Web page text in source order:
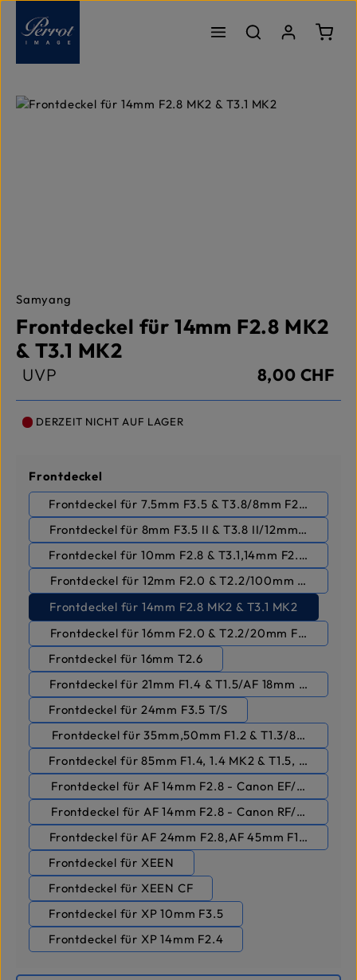
Zum Hauptinhalt springen
Bildergalerie überspringen
Samyang
Frontdeckel für 14mm F2.8 MK2
& T3.1 MK2
UVP 8,00 CHF
DERZEIT NICHT AUF LAGER
Frontdeckel
Frontdeckel für 7.5mm F3.5 & T3.8/8mm F2.8 II & T3.1
Frontdeckel für 8mm F3.5 II & T3.8 II/12mm F2.8 &
Frontdeckel für 10mm F2.8 & T3.1,14mm F2.8 & T3.1
Frontdeckel für 12mm F2.0 & T2.2/100mm F2.8 &
Frontdeckel für 14mm F2.8 MK2 & T3.1 MK2
Frontdeckel für 16mm F2.0 & T2.2/20mm F1.8 &
Frontdeckel für 16mm T2.6
Frontdeckel für 21mm F1.4 & T1.5/AF 18mm F2.8,AF
Frontdeckel für 24mm F3.5 T/S
Frontdeckel für 35mm,50mm F1.2 & T1.3/85mm F1.8
Frontdeckel für 85mm F1.4, 1.4 MK2 & T1.5, T1.5
Frontdeckel für AF 14mm F2.8 - Canon EF/Nikon F
Frontdeckel für AF 14mm F2.8 - Canon RF/Sony FE
Frontdeckel für AF 24mm F2.8,AF 45mm F1.8 - Sony
Frontdeckel für XEEN
Frontdeckel für XEEN CF
Frontdeckel für XP 10mm F3.5
Frontdeckel für XP 14mm F2.4